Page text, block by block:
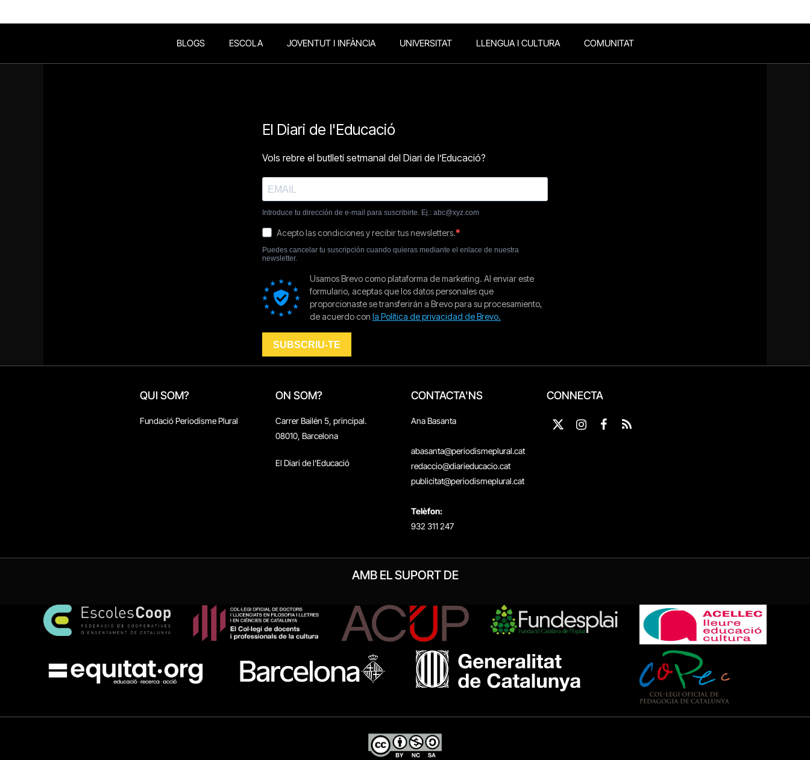
BLOGS ESCOLA JOVENTUT I INFÀNCIA UNIVERSITAT LLENGUA I CULTURA COMUNITAT
QUI SOM?
Fundació Periodisme Plural
ON SOM?
Carrer Bailén 5, principal.
08010, Barcelona
El Diari de l'Educació
CONTACTA'NS
Ana Basanta
abasanta@periodismeplural.cat
redaccio@diarieducacio.cat
publicitat@periodismeplural.cat
Telèfon:
932 311 247
CONNECTA
X
InstagramFacebook
RSS
AMB EL SUPORT DE